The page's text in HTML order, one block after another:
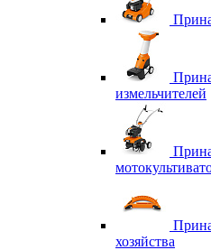
измельчителей
хозяйства